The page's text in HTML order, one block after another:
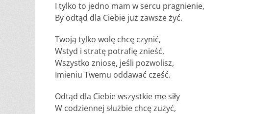
I tylko to jedno mam w sercu pragnienie,
By odtąd dla Ciebie już zawsze żyć.
Twoją tylko wolę chcę czynić,
Wstyd i stratę potrafię znieść,
Wszystko zniosę, jeśli pozwolisz,
Imieniu Twemu oddawać cześć.
Odtąd dla Ciebie wszystkie me siły
W codziennej służbie chcę zużyć,